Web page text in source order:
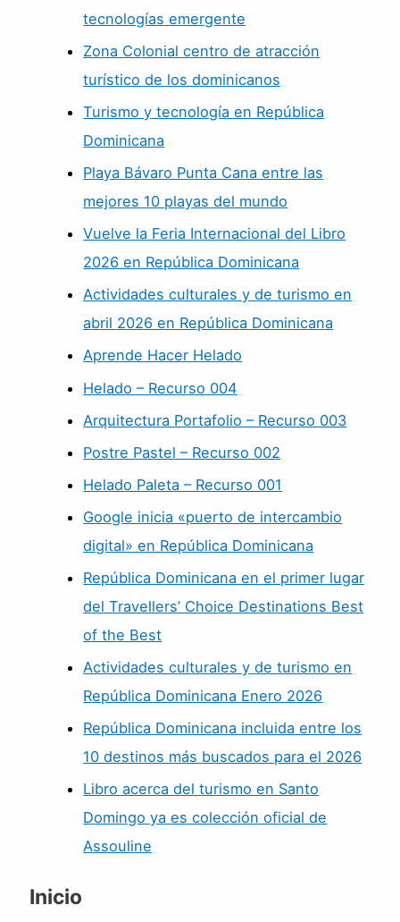
tecnologías emergente
Zona Colonial centro de atracción
turístico de los dominicanos
Turismo y tecnología en República
Dominicana
Playa Bávaro Punta Cana entre las
mejores 10 playas del mundo
Vuelve la Feria Internacional del Libro
2026 en República Dominicana
Actividades culturales y de turismo en
abril 2026 en República Dominicana
Aprende Hacer Helado
Helado – Recurso 004
Arquitectura Portafolio – Recurso 003
Postre Pastel – Recurso 002
Helado Paleta – Recurso 001
Google inicia «puerto de intercambio
digital» en República Dominicana
República Dominicana en el primer lugar
del Travellers’ Choice Destinations Best
of the Best
Actividades culturales y de turismo en
República Dominicana Enero 2026
República Dominicana incluida entre los
10 destinos más buscados para el 2026
Libro acerca del turismo en Santo
Domingo ya es colección oficial de
Assouline
Inicio